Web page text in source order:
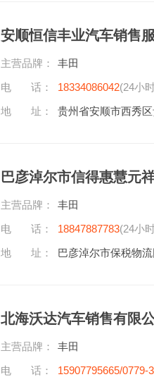
安顺恒信丰业汽车销售
主营品牌：
丰田
电 话：
18334086042(24小
地 址：
贵州省安顺市西秀
巴彦淖尔市信得惠慧元
主营品牌：
丰田
电 话：
18847887783(24小
地 址：
巴彦淖尔市保税物
北海沃达汽车销售有限
主营品牌：
丰田
电 话：
15907795665/0779-